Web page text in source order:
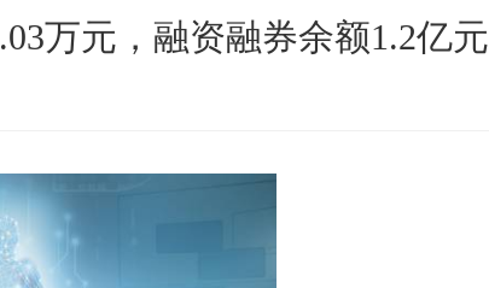
万元，融资融券余额1.2亿元